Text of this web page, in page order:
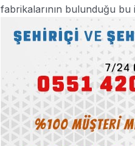
fabrikalarının bulunduğu bu